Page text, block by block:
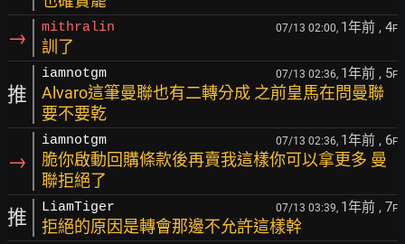
→ mithralin 07/13 02:00, 1年前 , 4F
訓了
推
iamnotgm 07/13 02:36, 1年前 , 5F
Alvaro這筆曼聯也有二轉分成 之前皇馬在問曼聯
要不要乾
→
iamnotgm 07/13 02:36, 1年前 , 6F
脆你啟動回購條款後再賣我這樣你可以拿更多 曼
聯拒絕了
推 LiamTiger 07/13 03:39, 1年前 , 7F
拒絕的原因是轉會那邊不允許這樣幹